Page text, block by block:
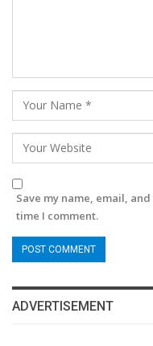
Save my name, email,
time I comment.
ADVERTISEMENT